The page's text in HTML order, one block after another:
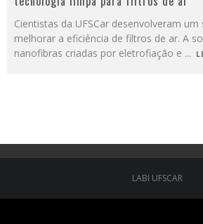
Cientistas da UFSCar desenvolveram um
melhorar a eficiência de filtros de ar. A
nanofibras criadas por eletrofiação e ...
LABI UFSCAR